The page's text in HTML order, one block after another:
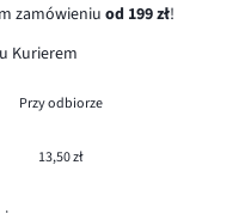
zamówieniu od 199 zł!
Kurierem
Przy odbiorze
13,50 zł